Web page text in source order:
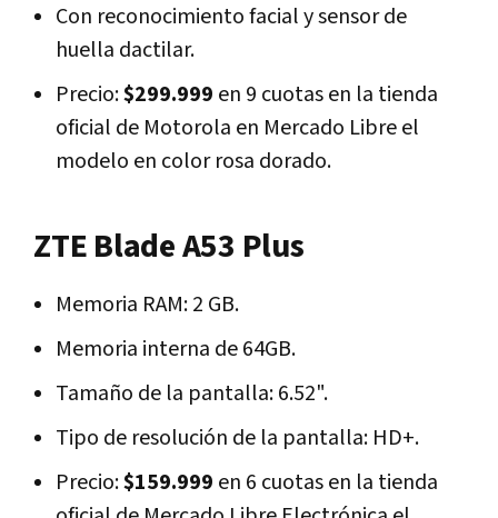
Con reconocimiento facial y sensor de
huella dactilar.
Precio:$299.999 en 9 cuotas en la tienda
oficial de Motorola en Mercado Libre el
modelo en color rosa dorado.
ZTE Blade A53 Plus
Memoria RAM: 2 GB.
Memoria interna de 64GB.
Tamaño de la pantalla: 6.52".
Tipo de resolución de la pantalla: HD+.
Precio:$159.999 en 6 cuotas en la tienda